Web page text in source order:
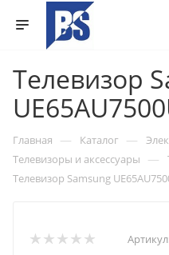
Телевизор
Главная — Каталог —
Телевизоры и аксессуары —
Телевизор Samsung